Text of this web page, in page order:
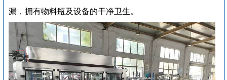
漏，拥有物料瓶及设备的干净卫生。